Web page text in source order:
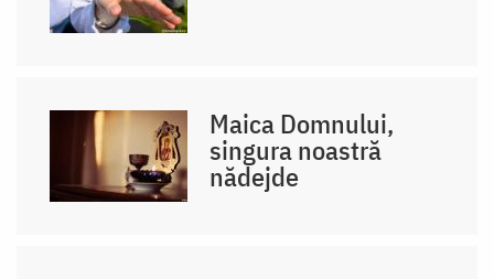
Maica Domnului,
singura noastră
nădejde